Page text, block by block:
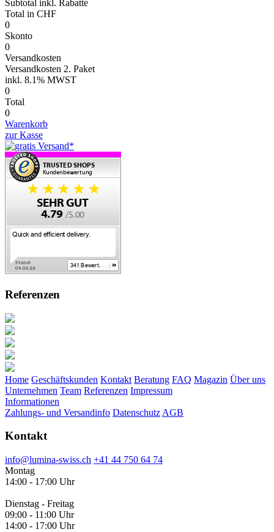
Subtotal inkl. Rabatte
Total in CHF
0
Skonto
0
Versandkosten
Versandkosten 2. Paket
inkl. 8.1% MWST
0
Total
0
Warenkorb
zur Kasse
Referenzen
Home Geschäftskunden Kontakt Beratung FAQ Magazin Über uns
Unternehmen Team Referenzen Impressum
Informationen
Zahlungs- und Versandinfo Datenschutz AGB
Kontakt
info@lumina-swiss.ch +41 44 750 64 74
Montag
14:00 - 17:00 Uhr
Dienstag - Freitag
09:00 - 11:00 Uhr
14:00 - 17:00 Uhr